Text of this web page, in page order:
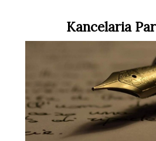
Kancelaria